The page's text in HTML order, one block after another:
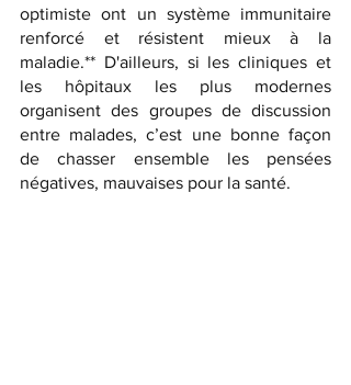
optimiste ont un système immunitaire
renforcé et résistent mieux à la
maladie.** D'ailleurs, si les cliniques et
les hôpitaux les plus modernes
organisent des groupes de discussion
entre malades, c’est une bonne façon
de chasser ensemble les pensées
négatives, mauvaises pour la santé.